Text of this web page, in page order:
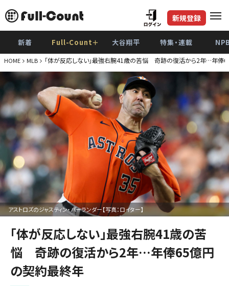
新規登録
新着 Full-Count＋ 大谷翔平 特集・連載
HOME MLB 「体が反応しない」最強右腕41歳の苦悩 奇跡の復活から2年…年俸
アストロズのジャスティン・バーランダー【写真：ロイター】
「体が反応しない」最強右腕41歳の苦
悩 奇跡の復活から2年…年俸65億円
の契約最終年